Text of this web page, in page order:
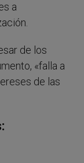
a
de los
«falla a
de las